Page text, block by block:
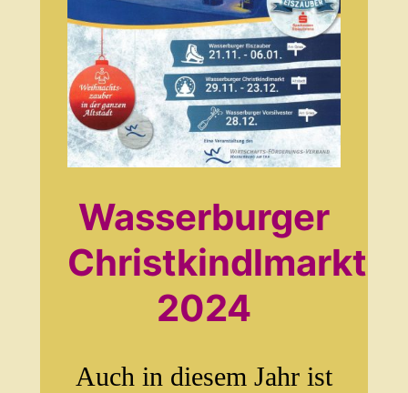
Wasserburger
Christkindlmarkt
2024
Auch in diesem Jahr ist